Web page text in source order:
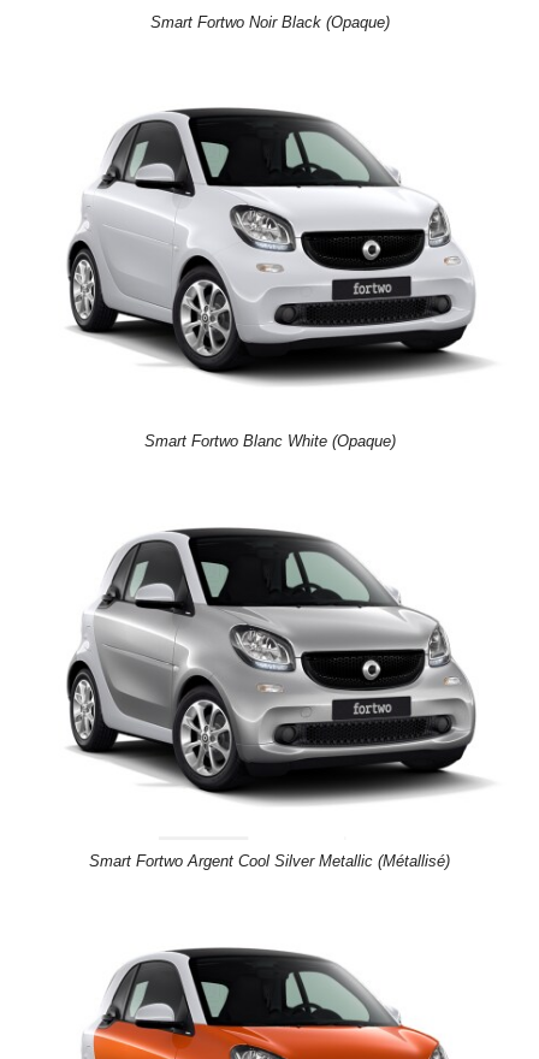
Smart Fortwo Noir Black (Opaque)
Smart Fortwo Blanc White (Opaque)
Smart Fortwo Argent Cool Silver Metallic (Métallisé)